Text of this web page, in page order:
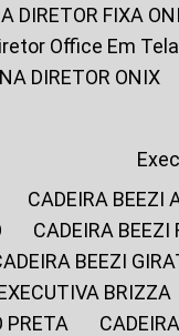
DIRETOR FIXA
Office Em
DIRETOR ONIX
CADEIRA
CADEIRA
CADEIRA BEEZI
EXECUTIVA BRIZZA
PRETA